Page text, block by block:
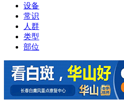
设备
常识
人群
类型
部位